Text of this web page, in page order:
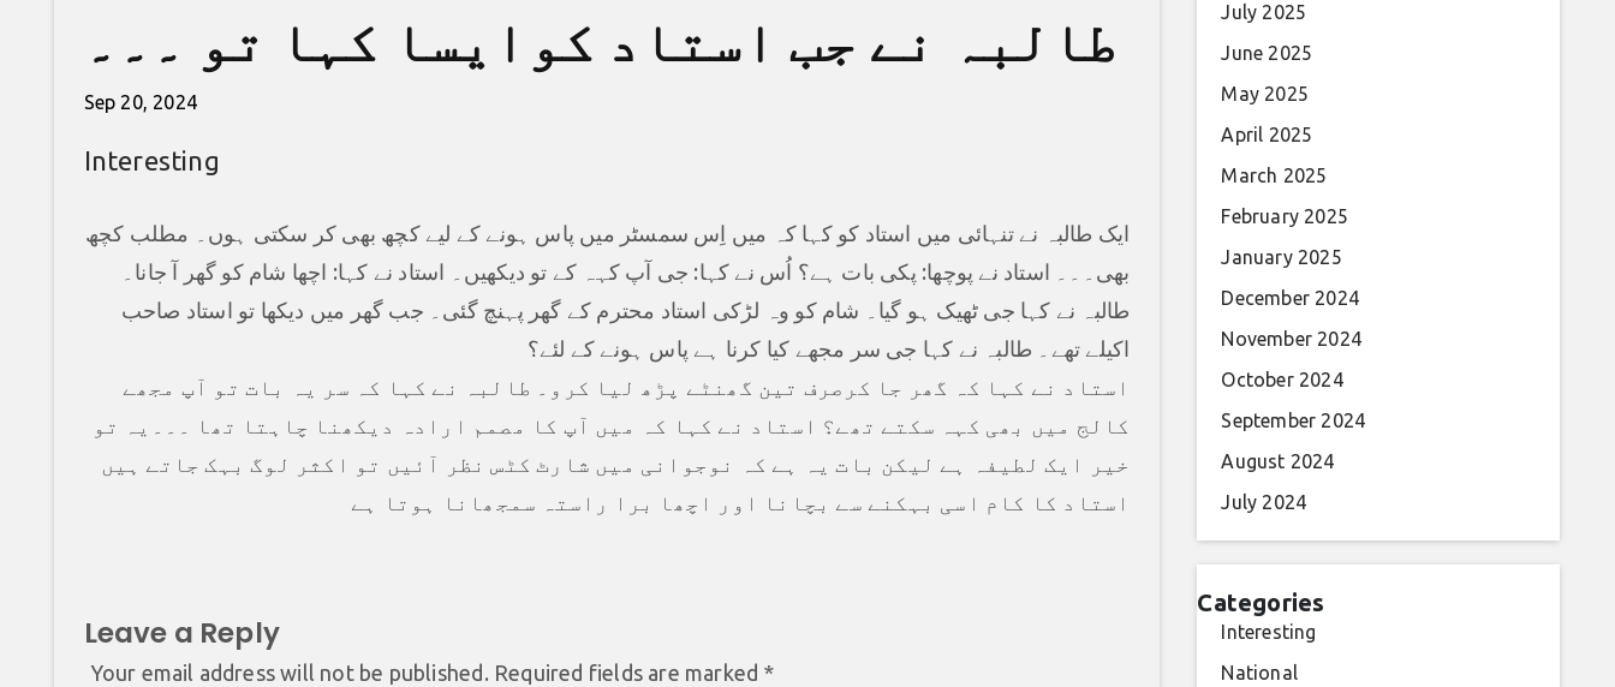
طالبہ نے جب استاد کوایسا کہا تو ۔۔۔
Sep 20, 2024
Interesting
ایک طالبہ نے تنہائی میں استاد کو کہا کہ میں اِس سمسٹر میں پاس ہونے کے لیے کچھ بھی کر سکتی ہوں۔ مطلب کچھ
بھی۔۔۔ استاد نے پوچھا: پکی بات ہے؟ اُس نے کہا: جی آپ کہہ کے تو دیکھیں۔ استاد نے کہا: اچھا شام کو گھر آ جانا۔
طالبہ نے کہا جی ٹھیک ہو گیا۔ شام کو وہ لڑکی استاد محترم کے گھر پہنچ گئی۔ جب گھر میں دیکھا تو استاد صاحب
اکیلے تھے۔ طالبہ نے کہا جی سر مجھے کیا کرنا ہے پاس ہونے کے لئے؟
استاد نے کہا کہ گھر جا کرصرف تین گھنٹے پڑھ لیا کرو۔ طالبہ نے کہا کہ سر یہ بات تو آپ مجھے
کالج میں بھی کہہ سکتے تھے؟ استاد نے کہا کہ میں آپ کا مصمم ارادہ دیکھنا چاہتا تھا ۔۔۔یہ تو
خیر ایک لطیفہ ہے لیکن بات یہ ہے کہ نوجوانی میں شارٹ کٹس نظر آئیں تو اکثر لوگ بہک جاتے ہیں
استاد کا کام اسی بہکنے سے بچانا اور اچھا برا راستہ سمجھانا ہوتا ہے
Leave a Reply
Your email address will not be published. Required fields are marked *
July 2025
June 2025
May 2025
April 2025
March 2025
February 2025
January 2025
December 2024
November 2024
October 2024
September 2024
August 2024
July 2024
Categories
Interesting
National